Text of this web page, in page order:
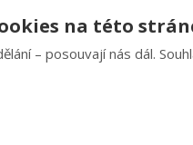
na této
– posouvají nás dál.